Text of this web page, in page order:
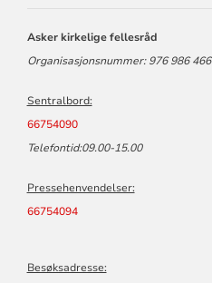
Asker kirkelige fellesråd
Organisasjonsnummer: 976 986 466
Sentralbord:
66754090
Telefontid:09.00-15.00
Pressehenvendelser:
66754094
Besøksadresse: